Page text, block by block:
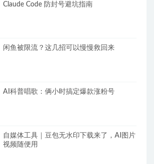
Claude Code 防封号避坑指南
闲鱼被限流？这几招可以慢慢救回来
AI科普唱歌：俩小时搞定爆款涨粉号
自媒体工具｜豆包无水印下载来了，AI图片
视频随便用